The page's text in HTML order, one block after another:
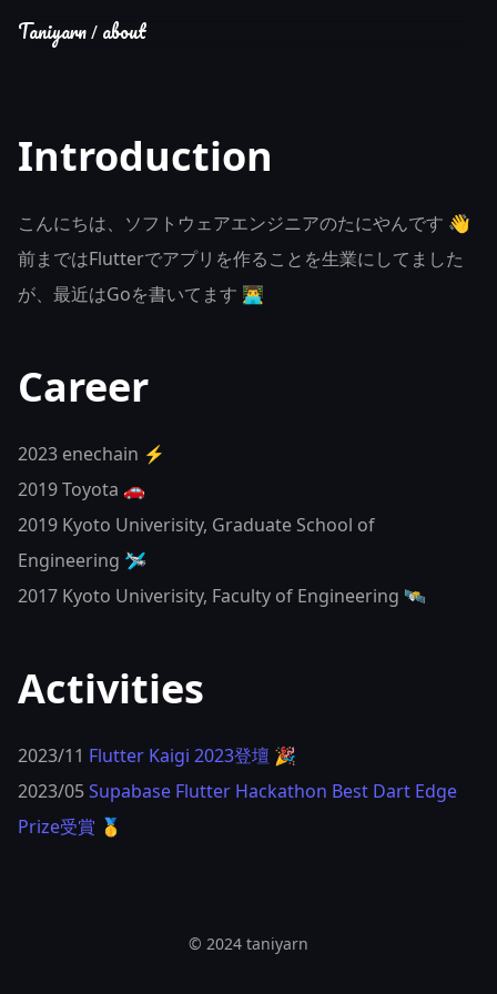
Taniyarn/ about
Introduction
こんにちは、ソフトウェアエンジニアのたにやんです 👋
前まではFlutterでアプリを作ることを生業にしてました
が、最近はGoを書いてます 👨‍💻
Career
2023 enechain ⚡
2019 Toyota 🚗
2019 Kyoto Univerisity, Graduate School of
Engineering 🛩
2017 Kyoto Univerisity, Faculty of Engineering 🛰
Activities
2023/11 Flutter Kaigi 2023登壇 🎉
2023/05Supabase Flutter Hackathon Best Dart Edge
Prize受賞 🥇
© 2024 taniyarn